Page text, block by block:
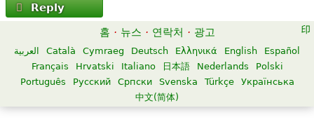
Reply
홈 · 뉴스 · 연락처 · 광고
العربية Català Cymraeg Deutsch Ελληνικά English
Español
Français
Hrvatski Italiano 日本語 Nederlands
Polski
Português
Русский Српски Svenska Türkçe
Українська
中文(简体)